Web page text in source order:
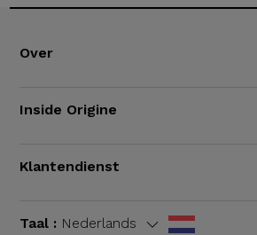
Over
Inside Origine
Klantendienst
Taal : Nederlands